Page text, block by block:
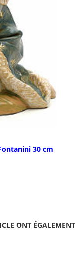
30 cm
ONT ÉGALEMENT